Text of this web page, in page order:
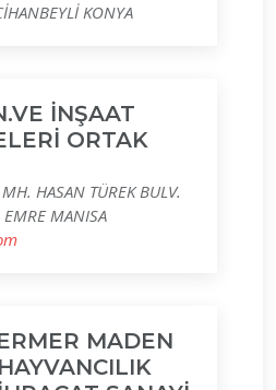
KONYA
İNŞAAT
ORTAK
HASAN TÜREK BULV.
MANISA
MADEN